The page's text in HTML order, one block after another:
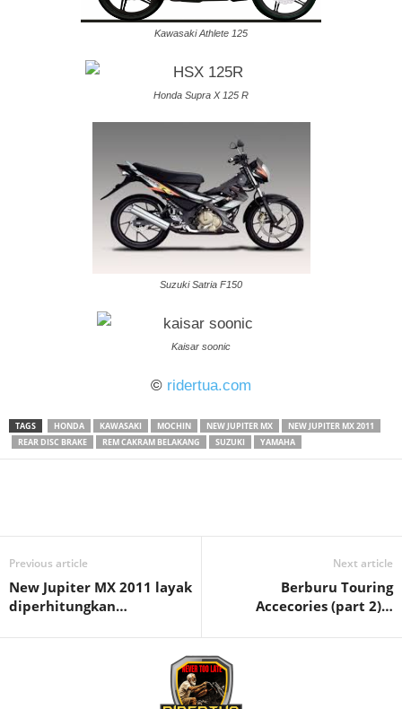
Kawasaki Athlete 125
Honda Supra X 125 R
Suzuki Satria F150
Kaisar soonic
© ridertua.com
TAGS HONDA KAWASAKI MOCHIN NEW JUPITER MX
NEW JUPITER MX 2011
REAR DISC BRAKE
REM CAKRAM BELAKANG SUZUKI YAMAHA
Previous article
New Jupiter MX 2011 layak
diperhitungkan…
Next article
Berburu Touring
Accecories (part 2)…